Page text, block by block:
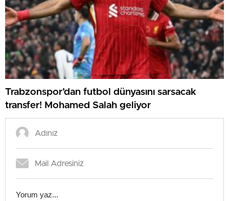
Trabzonspor’dan futbol dünyasını sarsacak
transfer! Mohamed Salah geliyor